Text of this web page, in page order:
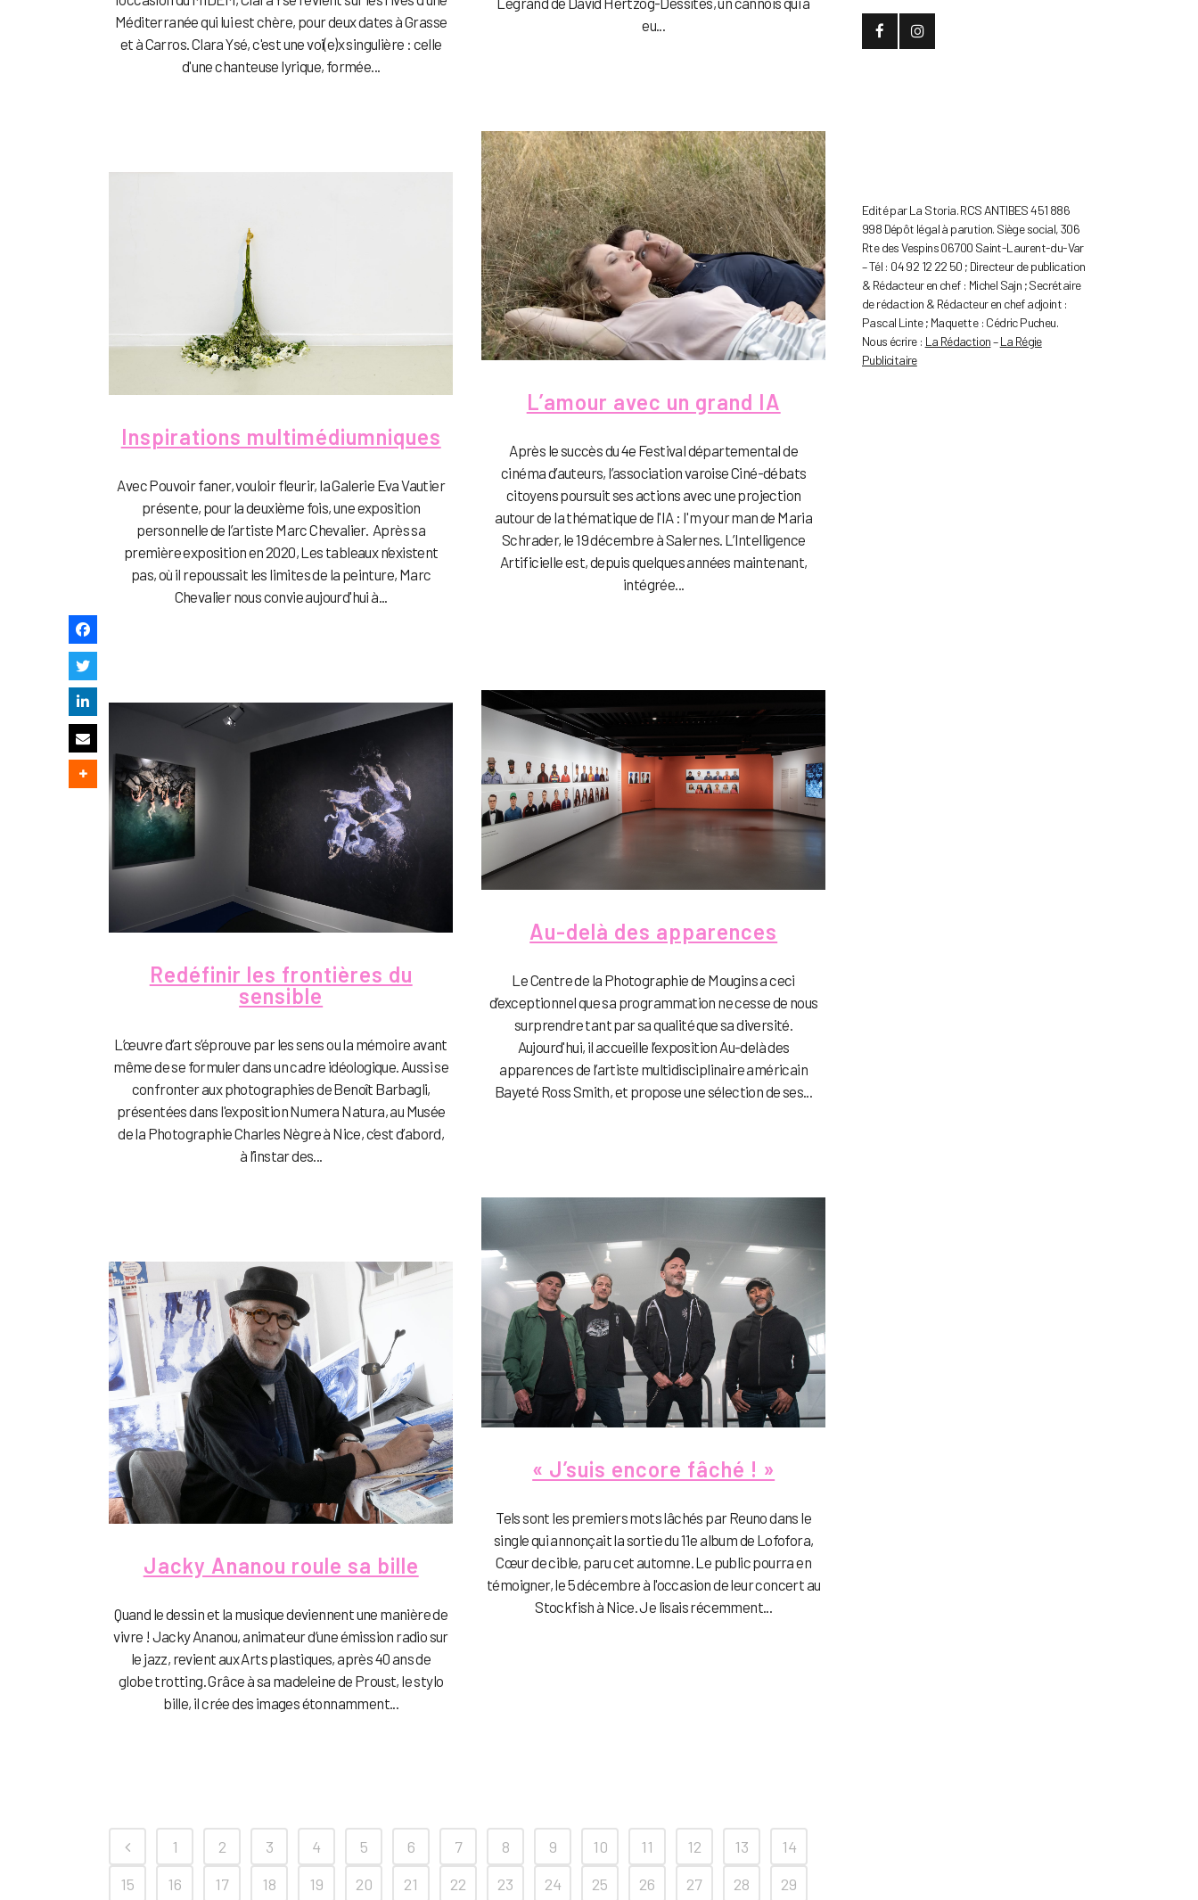
Méditerranée qui lui est chère, pour deux dates à Grasse
et à Carros. Clara Ysé, c'est une voi(e)x singulière : celle
d'une chanteuse lyrique, formée...
eu...
L’amour avec un grand IA
Après le succès du 4e Festival départemental de
cinéma d’auteurs, l’association varoise Ciné-débats
citoyens poursuit ses actions avec une projection
autour de la thématique de l'IA : I'm your man de Maria
Schrader, le 19 décembre à Salernes. L’Intelligence
Artificielle est, depuis quelques années maintenant,
intégrée...
Inspirations multimédiumniques
Avec Pouvoir faner, vouloir fleurir, la Galerie Eva Vautier
présente, pour la deuxième fois, une exposition
personnelle de l’artiste Marc Chevalier. Après sa
première exposition en 2020, Les tableaux n’existent
pas, où il repoussait les limites de la peinture, Marc
Chevalier nous convie aujourd'hui à...
Au-delà des apparences
Le Centre de la Photographie de Mougins a ceci
d’exceptionnel que sa programmation ne cesse de nous
surprendre tant par sa qualité que sa diversité.
Aujourd'hui, il accueille l’exposition Au-delà des
apparences de l’artiste multidisciplinaire américain
Bayeté Ross Smith, et propose une sélection de ses...
Redéfinir les frontières du
sensible
L’œuvre d’art s’éprouve par les sens ou la mémoire avant
même de se formuler dans un cadre idéologique. Aussi se
confronter aux photographies de Benoît Barbagli,
présentées dans l'exposition Numera Natura, au Musée
de la Photographie Charles Nègre à Nice, c’est d’abord,
à l’instar des...
« J’suis encore fâché ! »
Tels sont les premiers mots lâchés par Reuno dans le
single qui annonçait la sortie du 11e album de Lofofora,
Cœur de cible, paru cet automne. Le public pourra en
témoigner, le 5 décembre à l'occasion de leur concert au
Stockfish à Nice. Je lisais récemment...
Jacky Ananou roule sa bille
Quand le dessin et la musique deviennent une manière de
vivre ! Jacky Ananou, animateur d’une émission radio sur
le jazz, revient aux Arts plastiques, après 40 ans de
globe trotting. Grâce à sa madeleine de Proust, le stylo
bille, il crée des images étonnamment...
1 2 3 4 5 6 7 8 9 10 11 12 13
14
15
16 17 18 19 20 21 22 23 24 25 26 27 28 29
Edité par La Storia. RCS ANTIBES 451 886
998 Dépôt légal à parution. Siège social, 306
Rte des Vespins 06700 Saint-Laurent-du-Var
– Tél : 04 92 12 22 50 ; Directeur de publication
& Rédacteur en chef : Michel Sajn ; Secrétaire
de rédaction & Rédacteur en chef adjoint :
Pascal Linte ; Maquette : Cédric Pucheu.
Nous écrire : La Rédaction–La Régie
Publicitaire